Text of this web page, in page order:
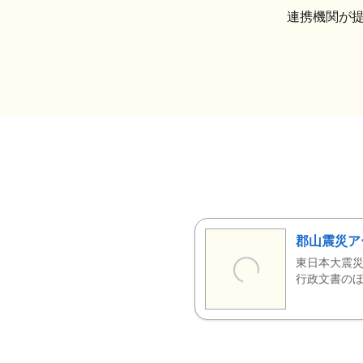
連携機関が
郡山震災
東日本大震
行政文書の